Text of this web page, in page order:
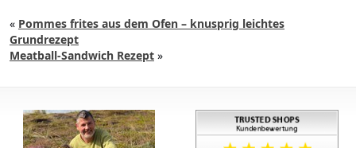
« Pommes frites aus dem Ofen – knusprig leichtes
Grundrezept
Meatball-Sandwich Rezept »